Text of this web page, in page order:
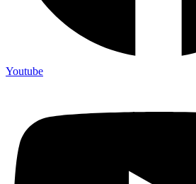
Youtube